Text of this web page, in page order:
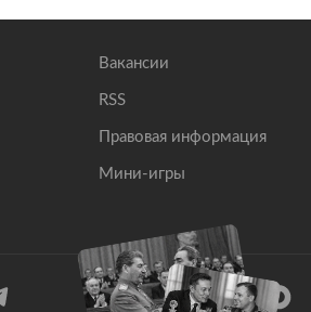
Вакансии
RSS
Правовая информация
Мини-игры